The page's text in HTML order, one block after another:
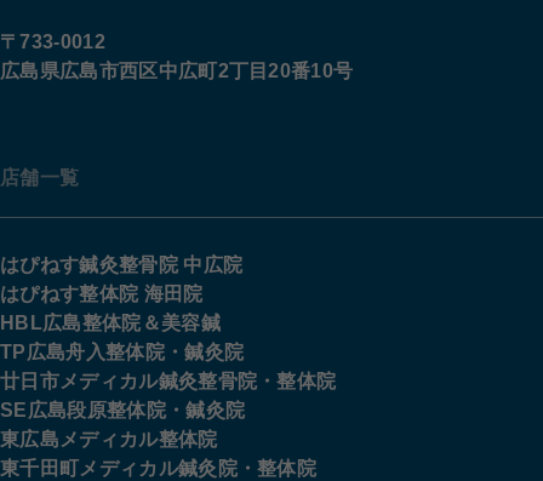
〒733-0012
広島県広島市西区中広町2丁目20番10号
店舗一覧
はぴねす鍼灸整骨院 中広院
はぴねす整体院 海田院
HBL広島整体院＆美容鍼
TP広島舟入整体院・鍼灸院
廿日市メディカル鍼灸整骨院・整体院
SE広島段原整体院・鍼灸院
東広島メディカル整体院
東千田町メディカル鍼灸院・整体院